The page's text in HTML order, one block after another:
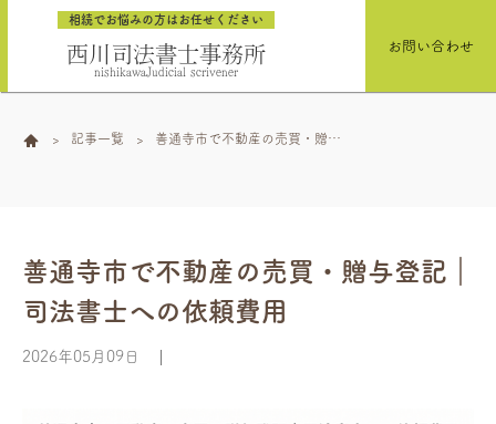
相続でお悩みの方はお任せください
西川司法書士事務所
nishikawaJudicial scrivener
お問い合わせ
記事一覧
善通寺市で不動産の売買・贈与
善通寺市で不動産の売買・贈与登記｜
司法書士への依頼費用
2026年05月09日